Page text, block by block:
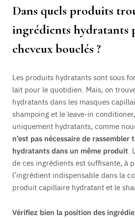
Dans quels produits
ingrédients hydratants
cheveux bouclés ?
Les produits hydratants sont sous
lait pour le quotidien. Mais, on
hydratants dans les masques
shampoing et le leave-in
uniquement hydratants, comme
n’est pas nécessaire de
hydratants dans un même produit
de ces ingrédients est suffisante, à
l’ingrédient indispensable dans la
produit capillaire hydratant et le
Vérifiez bien la position des